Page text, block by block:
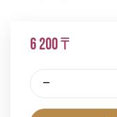
6 200 ₸
–